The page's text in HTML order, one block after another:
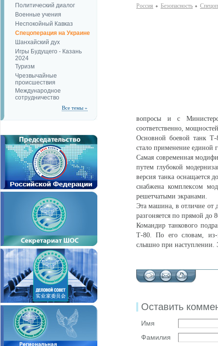
Политический диалог
Военные учения
Неспокойный Кавказ
Спецоперация на Украине
Шанхайский дух
Игры Будущего - Казань
2024
Туризм
Чрезвычайные
происшествия
Международное
сотрудничество
Все темы »
Россия Безопаcность
вопросы и с
соответственно,
Основной боевой танк
стало применение единой
Самая современная
путем глубокой
версия танка оснащается
снабжена комплексом
решетчатыми экранами.
Эта машина, в отличие от
разгоняется по прямой до
Командир танкового
Т-80. По его словам, из-
слышно при наступлении.
Оставить
Имя
Фамилия